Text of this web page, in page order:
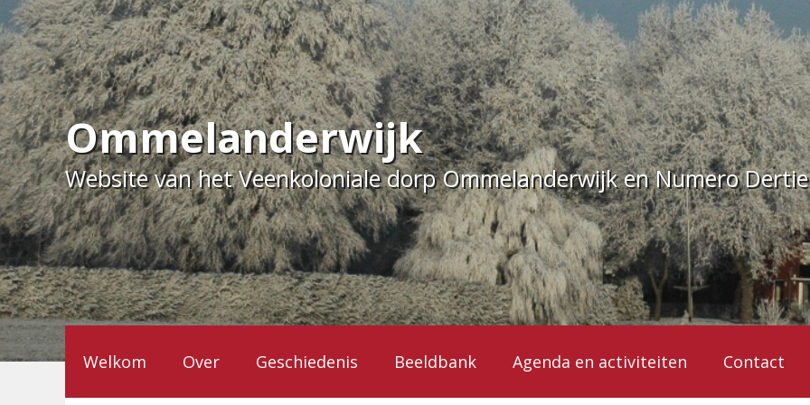
Ga
naar
de
inhoud
Ommelanderwijk
Website van het Veenkoloniale dorp Ommelanderwijk en Numero
Welkom Over Geschiedenis Beeldbank Agenda en activiteiten Contact